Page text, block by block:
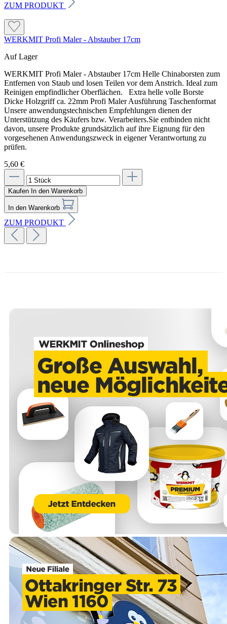
ZUM PRODUKT
WERKMIT Profi Maler - Abstauber 17cm
Auf Lager
WERKMIT Profi Maler - Abstauber 17cm Helle Chinaborsten zum
Entfernen von Staub und losen Teilen vor dem Anstrich. Ideal zum
Reinigen empfindlicher Oberflächen. Extra helle volle Borste
Dicke Holzgriff ca. 22mm Profi Maler Ausführung Taschenformat
Unsere anwendungstechnischen Empfehlungen dienen der
Unterstützung des Käufers bzw. Verarbeiters.Sie entbinden nicht
davon, unsere Produkte grundsätzlich auf ihre Eignung für den
vorgesehenen Anwendungszweck in eigener Verantwortung zu
prüfen.
5,60 €
Kaufen In den Warenkorb
In den Warenkorb
ZUM PRODUKT